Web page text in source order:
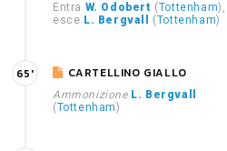
Entra W. Odobert (Tottenham),
esce L. Bergvall (Tottenham)
CARTELLINO GIALLO
Ammonizione L. Bergvall
(Tottenham)
65'